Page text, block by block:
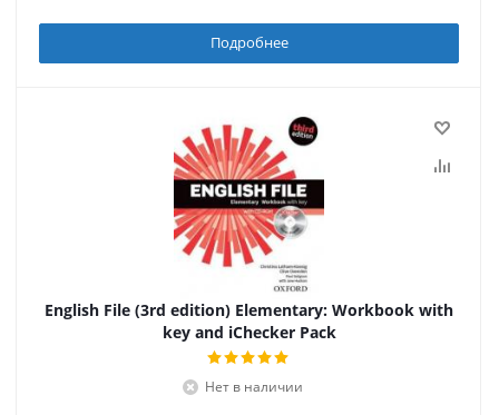
Подробнее
English File (3rd edition) Elementary: Workbook with
key and iChecker Pack
Нет в наличии